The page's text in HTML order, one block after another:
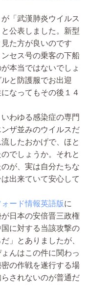
「武漢肺炎ウイルス
公表しました。新型
た方が良いのです
セス号の乗客の下船
本当ではないでしょ
と防護服でお出迎
なってもその後１４
わゆる感染症の専門
ザ並みのウイルスだ
したおかげで、ほと
でしょうか。それと
が、実は自分たちな
出来ていて安心して
ード情報英語版に
日本の安倍晋三政権
に対する当該攻撃の
」とありましたが、
んはこの件に関わっ
の作戦を遂行する場
されないのが普通だ